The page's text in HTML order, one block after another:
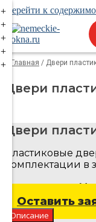
Перейти к
+
+
+
+
+
Главная / Двери
Двери
Двери
Пластиковые
комплектации в
Оставить
Описание